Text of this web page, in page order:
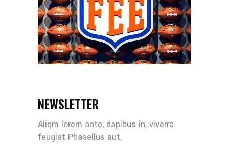
NEWSLETTER
Aliqm lorem ante, dapibus in, viverra
feugiat Phasellus aut.